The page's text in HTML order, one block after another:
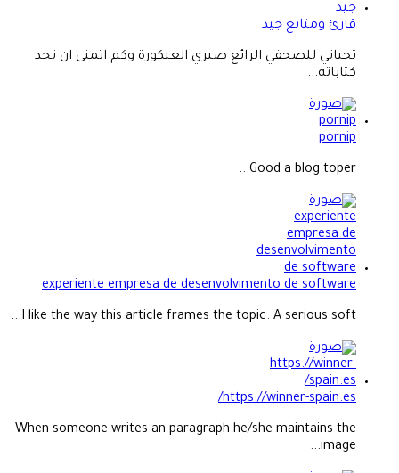
قارئ ومتابع جيد
تحياتي للصحفي الرائع صبري العيكورة وكم اتمنى ان تجد
كتاباته...
pornip
Good a blog toper...
experiente empresa de desenvolvimento de software
I like the way this article frames the topic. A serious soft...
https://winner-spain.es/
When someone writes an paragraph he/she maintains the
image...